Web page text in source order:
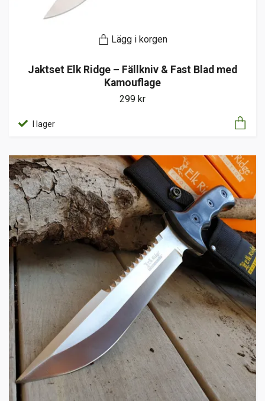
Lägg i korgen
Jaktset Elk Ridge – Fällkniv & Fast Blad med
Kamouflage
299 kr
I lager